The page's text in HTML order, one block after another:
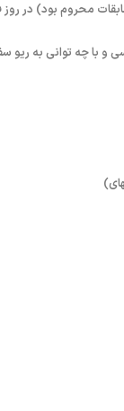
محروم بود) در روز
و با چه توانی به ریو